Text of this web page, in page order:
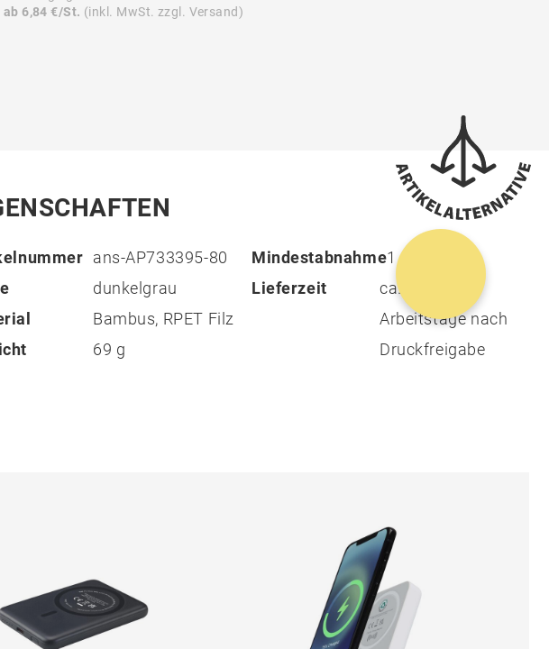
ab 6,84 €/St. (inkl. MwSt. zzgl. Versand)
ans-AP733395-80
dunkelgrau
Bambus, RPET Filz
69 g
Mindestabnahme1
Lieferzeit
ca. 13 - 15
Arbeitstage nach
Druckfreigabe